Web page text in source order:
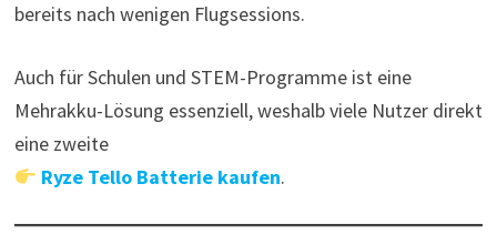
bereits nach wenigen Flugsessions.
Auch für Schulen und STEM-Programme ist eine
Mehrakku-Lösung essenziell, weshalb viele Nutzer direkt
eine zweite
Ryze Tello Batterie kaufen.